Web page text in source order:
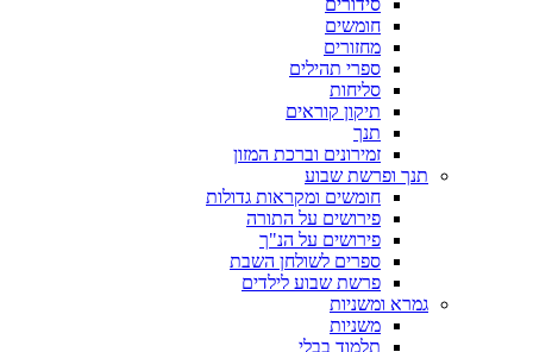
סידורים
חומשים
מחזורים
ספרי תהילים
סליחות
תיקון קוראים
תנך
זמירונים וברכת המזון
תנך ופרשת שבוע
חומשים ומקראות גדולות
פירושים על התורה
פירושים על הנ"ך
ספרים לשולחן השבת
פרשת שבוע לילדים
גמרא ומשניות
משניות
תלמוד בבלי